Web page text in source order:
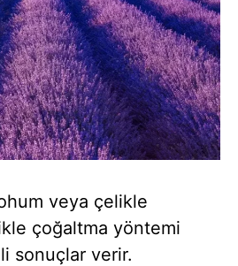
veya çelikle
çoğaltma yöntemi
sonuçlar verir.